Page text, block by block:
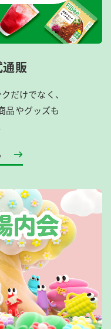
販
だけでなく、
品やグッズも